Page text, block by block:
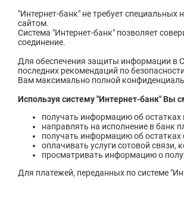
"Интернет-банк" не требует
сайтом.
Система "Интернет-банк" позволяет
соединение.
Для обеспечения защиты информации в
последних рекомендаций по
Вам максимально полной
Используя систему "Интернет-банк" Вы
получать информацию об остатках
направлять на исполнение в банк
получать информацию об остатках
оплачивать услуги сотовой связи,
просматривать информацию о
Для платежей, переданных по системе